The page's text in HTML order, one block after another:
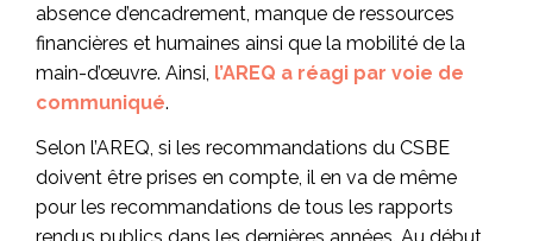
absence d’encadrement, manque de ressources
financières et humaines ainsi que la mobilité de la
main-d’œuvre. Ainsi, l’AREQ a réagi par voie de
communiqué.
Selon l’AREQ, si les recommandations du CSBE
doivent être prises en compte, il en va de même
pour les recommandations de tous les rapports